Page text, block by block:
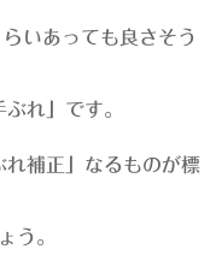
いあっても良さそう
れ」です。
補正」なるものが標
う。